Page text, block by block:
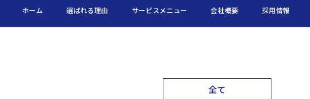
ホーム 選ばれる理由 サービスメニュー 会社概要 採用情報
全て